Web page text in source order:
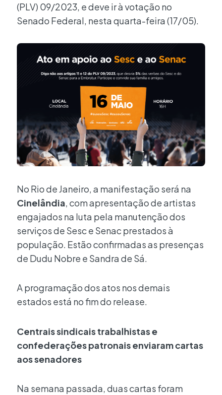
(PLV) 09/2023, e deve ir à votação no
Senado Federal, nesta quarta-feira (17/05).
No Rio de Janeiro, a manifestação será na
Cinelândia, com apresentação de artistas
engajados na luta pela manutenção dos
serviços de Sesc e Senac prestados à
população. Estão confirmadas as presenças
de Dudu Nobre e Sandra de Sá.
A programação dos atos nos demais
estados está no fim do release.
Centrais sindicais trabalhistas e
confederações patronais enviaram cartas
aos senadores
Na semana passada, duas cartas foram